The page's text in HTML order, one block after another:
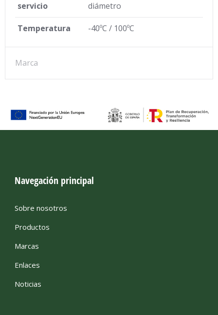
servicio
diámetro
Temperatura -40ºC / 100ºC
Marca
Navegación principal
Sobre nosotros
Productos
Marcas
Enlaces
Noticias